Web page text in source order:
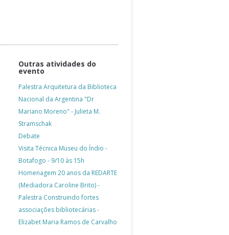
Outras atividades do
evento
Palestra Arquitetura da Biblioteca
Nacional da Argentina "Dr
Mariano Moreno" - Julieta M.
Stramschak
Debate
Visita Técnica Museu do Índio -
Botafogo - 9/10 às 15h
Homenagem 20 anos da REDARTE
(Mediadora Caroline Brito) -
Palestra Construindo fortes
associações bibliotecárias -
Elizabet Maria Ramos de Carvalho